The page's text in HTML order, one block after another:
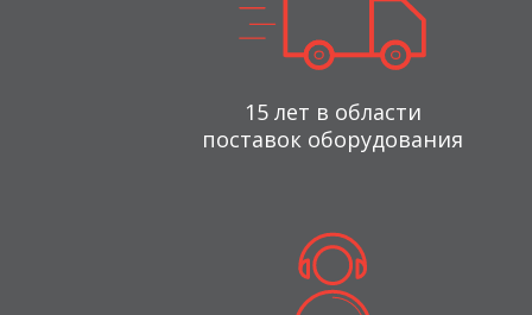
15 лет в области
поставок оборудования